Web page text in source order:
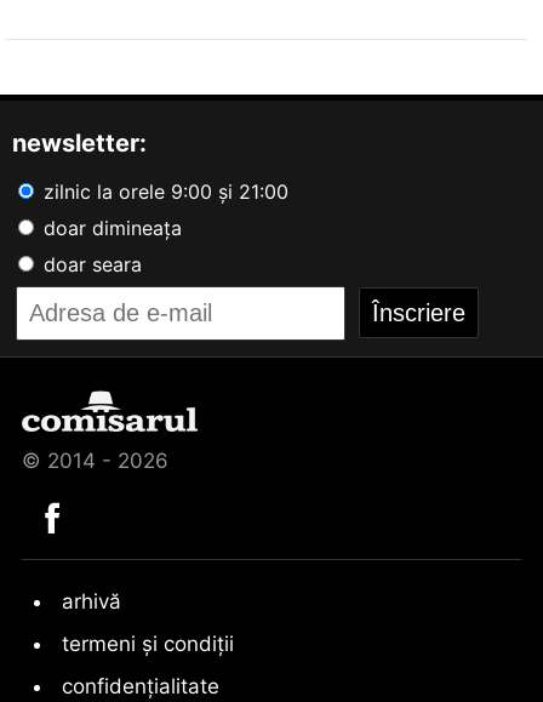
newsletter:
zilnic la orele 9:00 și 21:00
doar dimineața
doar seara
© 2014 - 2026
arhivă
termeni și condiții
confidențialitate